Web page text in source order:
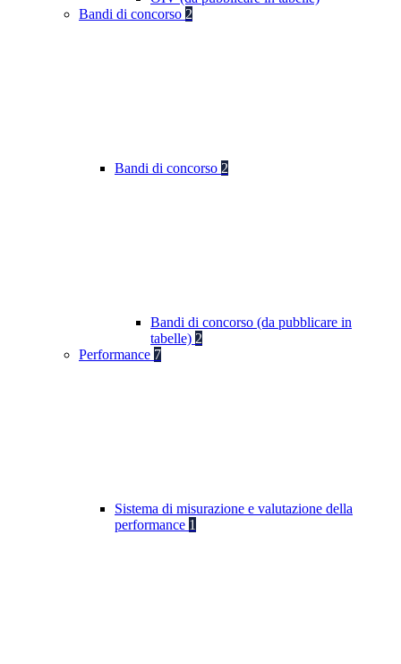
Bandi di concorso 2
Bandi di concorso 2
Bandi di concorso (da pubblicare in
tabelle) 2
Performance 7
Sistema di misurazione e valutazione della
performance 1